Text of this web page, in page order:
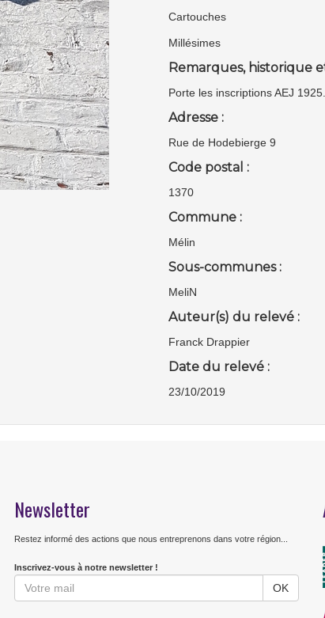
Cartouches
Millésimes
Remarques, historique
Porte les inscriptions AEJ 1925.
Adresse :
Rue de Hodebierge 9
Code postal :
1370
Commune :
Mélin
Sous-communes :
MeliN
Auteur(s) du relevé :
Franck Drappier
Date du relevé :
23/10/2019
Newsletter
Restez informé des actions que nous entreprenons dans votre région...
Inscrivez-vous à notre newsletter !